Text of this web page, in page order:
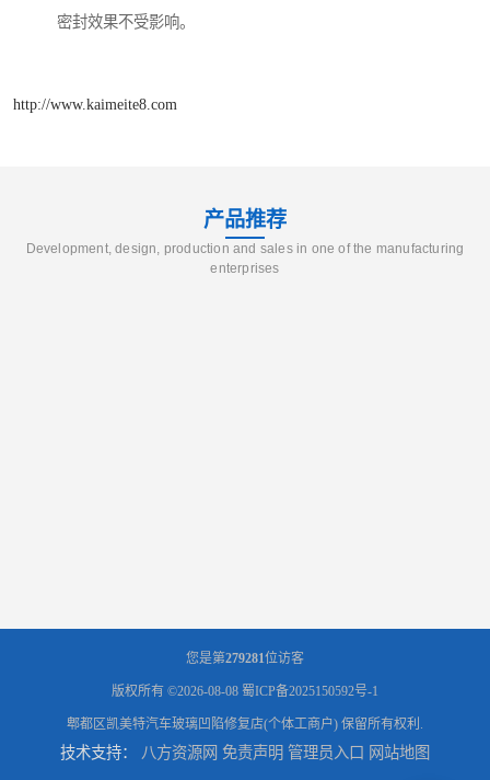
密封效果不受影响。
http://www.kaimeite8.com
产品推荐
Development, design, production and sales in one of the manufacturing
enterprises
您是第279281位访客
版权所有 ©2026-08-08 蜀ICP备2025150592号-1
郫都区凯美特汽车玻璃凹陷修复店(个体工商户) 保留所有权利.
技术支持： 八方资源网 免责声明 管理员入口 网站地图